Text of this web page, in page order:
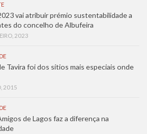
vai atribuir prémio sustentabilidade a
do concelho de Albufeira
2023
Tavira foi dos sítios mais especiais onde
2015
de Lagos faz a diferença na